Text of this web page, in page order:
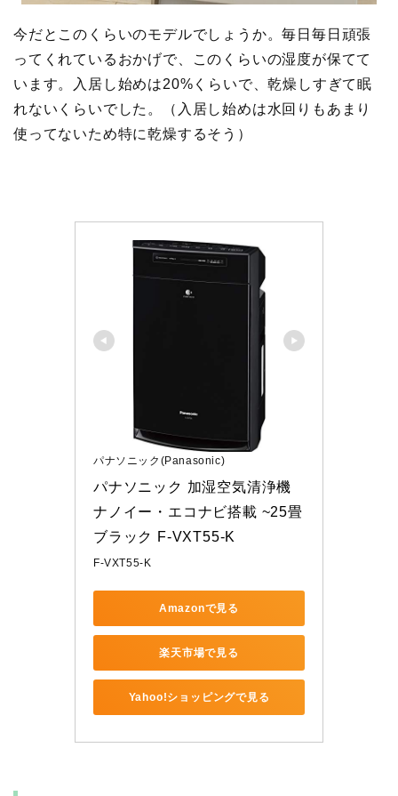
今だとこのくらいのモデルでしょうか。毎日毎日頑張
ってくれているおかげで、このくらいの湿度が保てて
います。入居し始めは20%くらいで、乾燥しすぎて眠
れないくらいでした。（入居し始めは水回りもあまり
使ってないため特に乾燥するそう）
パナソニック(Panasonic)
パナソニック 加湿空気清浄機
ナノイー・エコナビ搭載 ~25畳
ブラック F-VXT55-K
F-VXT55-K
Amazonで見る
楽天市場で見る
Yahoo!ショッピングで見る